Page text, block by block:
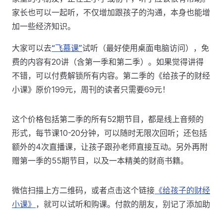
家长也可以一起听，不仅增加跟孩子的沟通，本身也能增
加一些经济知识。
大家可以去“飞慕课”试听（最好使用桌面电脑访问），免
费的内容有20讲（含第一季和第二季）。如果觉得讲得
不错，可以付费解锁所有内容。第二季的《给孩子的财经
小课》原价199元，周刊的读者只需要69元！
这个价格包括第二季的所有52期节目，都是线上音频的
形式，每节课10-20分钟，可以随时无限次回听；还包括
额外的4次直播课，让孩子跟孙老师直接互动。另外再附
赠第一季的55期节目，以及一本精美的财商书籍。
微信扫描上方二维码，或者点击这个链接 《给孩子的财经
小课》 ，就可以试听和购课。付款的朋友，别记了添加助